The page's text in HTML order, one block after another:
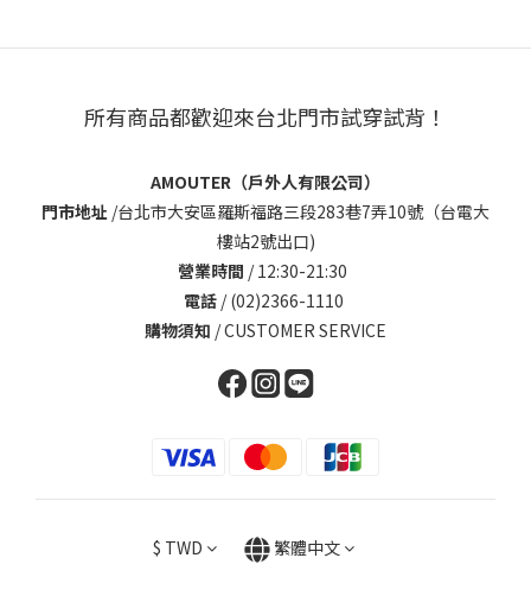
所有商品都歡迎來台北門市試穿試背！
AMOUTER（戶外人有限公司）
門市地址 /台北市大安區羅斯福路三段283巷7弄10號（台電大
樓站2號出口)
營業時間 / 12:30-21:30
電話 / (02)2366-1110
購物須知 /CUSTOMER SERVICE
$ TWD 繁體中文